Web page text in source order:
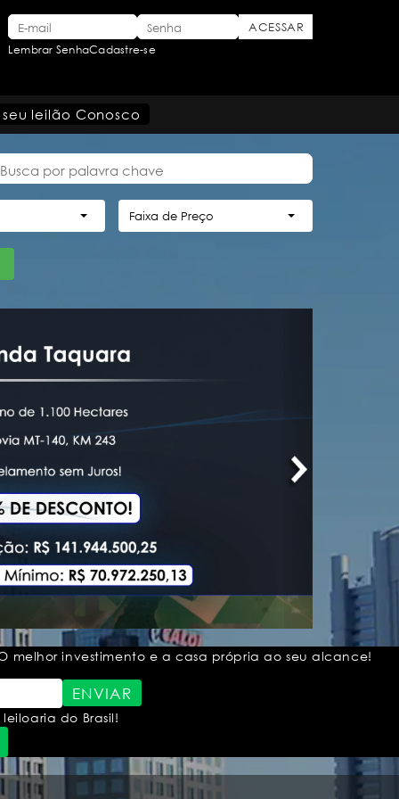
Lembrar SenhaCadastre-se
leilão Conosco
Faixa de Preço
melhor investimento e a casa própria ao seu alcance!
ENVIAR
do Brasil!